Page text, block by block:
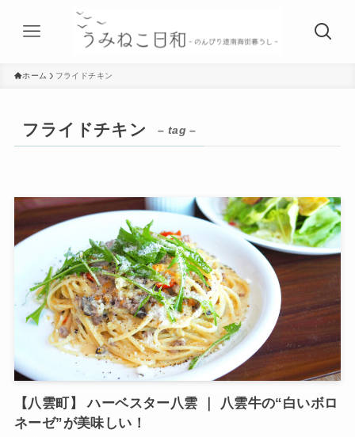
ホーム フライドチキン
フライドチキン – tag –
【八雲町】 ハーベスター八雲 ｜ 八雲牛の“白いボロ
ネーゼ”が美味しい！